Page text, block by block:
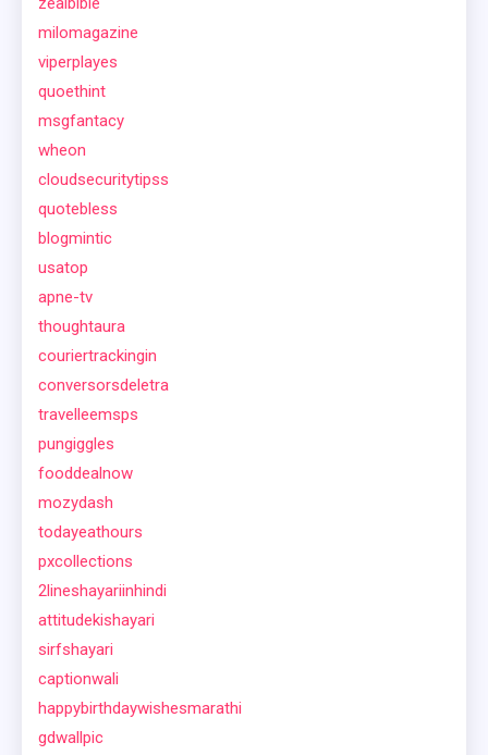
milomagazine
viperplayes
quoethint
msgfantacy
wheon
cloudsecuritytipss
quotebless
blogmintic
usatop
apne-tv
thoughtaura
couriertrackingin
conversorsdeletra
travelleemsps
pungiggles
fooddealnow
mozydash
todayeathours
pxcollections
2lineshayariinhindi
attitudekishayari
sirfshayari
captionwali
happybirthdaywishesmarathi
gdwallpic